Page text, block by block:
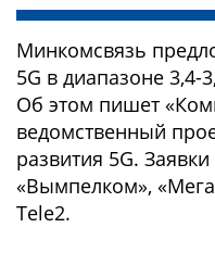
Минкомсвязь
5G в диапазоне 3,4-
Об этом пишет
ведомственный
развития 5G.
«Вымпелком»,
Tele2.